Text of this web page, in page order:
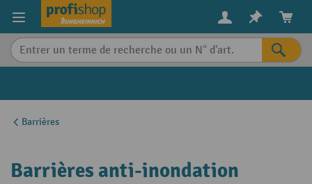
content
Barrières
Barrières anti-inondation